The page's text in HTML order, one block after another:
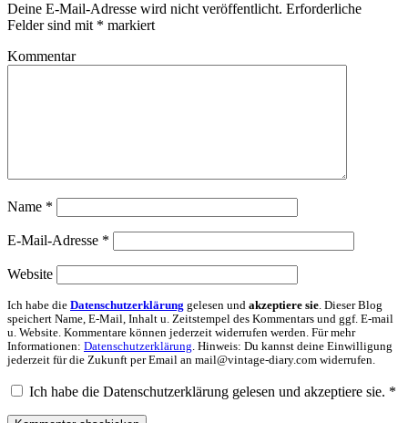
Deine E-Mail-Adresse wird nicht veröffentlicht. Erforderliche
Felder sind mit * markiert
Kommentar
Name *
E-Mail-Adresse *
Website
Ich habe die Datenschutzerklärung gelesen und akzeptiere sie. Dieser Blog
speichert Name, E-Mail, Inhalt u. Zeitstempel des Kommentars und ggf. E-mail
u. Website. Kommentare können jederzeit widerrufen werden. Für mehr
Informationen: Datenschutzerklärung. Hinweis: Du kannst deine Einwilligung
jederzeit für die Zukunft per Email an mail@vintage-diary.com widerrufen.
Ich habe die Datenschutzerklärung gelesen und akzeptiere sie. *